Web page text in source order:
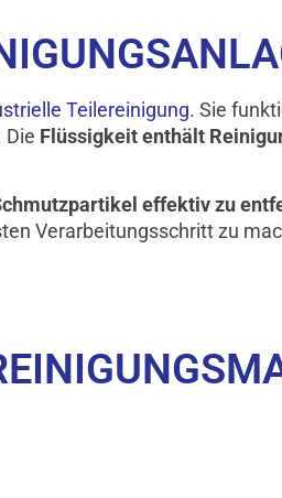
Teilereinigung. Sie
Die Flüssigkeit enthält
effektiv zu
Verarbeitungsschritt zu